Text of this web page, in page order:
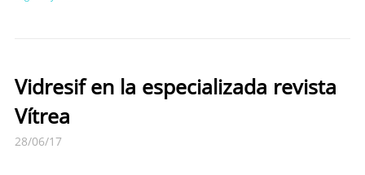
Vidresif en la especializada revista
Vítrea
28/06/17